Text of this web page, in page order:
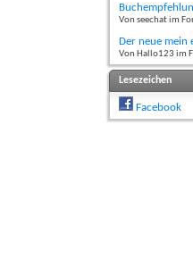
Von seechat im
Der neue mein
Von Hallo123 im
Lesezeichen
Facebook